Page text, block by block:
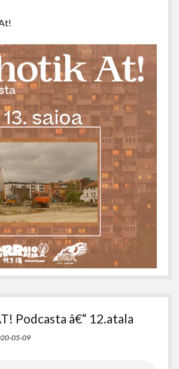
Podcasta â€“ 12.atala
05-09